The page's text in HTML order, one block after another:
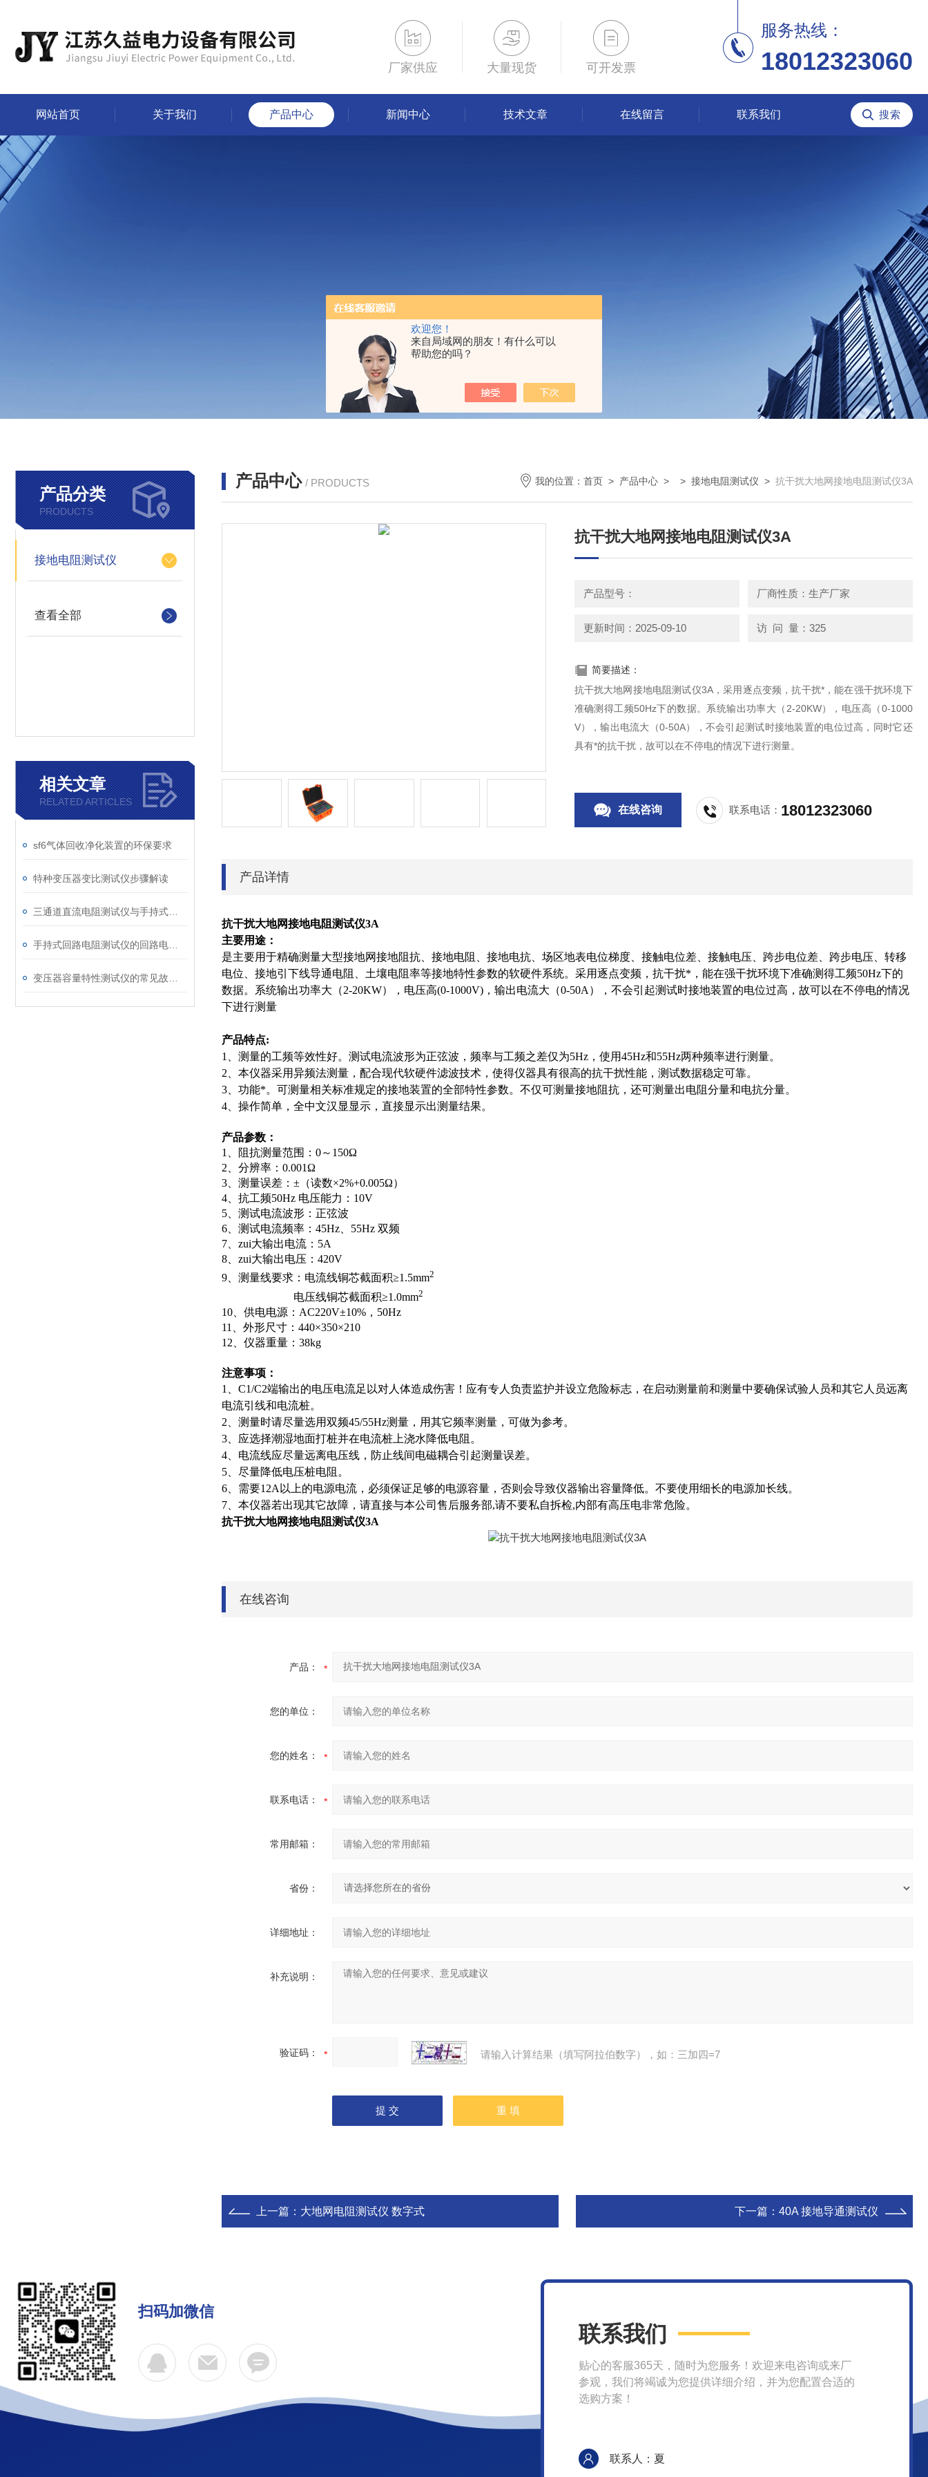
欢迎您！
来自局域网的朋友！有什么可以
帮助您的吗？
厂家供应 大量现货 可开发票
服务热线：
18012323060
网站首页 关于我们 产品中心 新闻中心 技术文章 在线留言 联系我们
产品分类
PRODUCTS
接地电阻测试仪
查看全部
相关文章
RELATED ARTICLES
sf6气体回收净化装置的环保要求
特种变压器变比测试仪步骤解读
产品中心 / PRODUCTS 我的位置： 首页 > 产品中心 > > 接地电阻测试仪 > 抗干扰大地网接地电阻测试仪3A
抗干扰大地网接地电阻测试仪3A
产品型号： 厂商性质：生产厂家
更新时间：2025-09-10 访 问 量：325
简要描述：
抗干扰大地网接地电阻测试仪3A，采用逐点变频，抗干扰*，能在强干扰环境下
准确测得工频50Hz下的数据。系统输出功率大（2-20KW），电压高（0-1000
V），输出电流大（0-50A），不会引起测试时接地装置的电位过高，同时它还
具有*的抗干扰，故可以在不停电的情况下进行测量。
在线咨询 联系电话： 18012323060
产品详情
抗干扰大地网接地电阻测试仪3A
主要用途：
是主要用于精确测量大型接地网接地阻抗、接地电阻、接地电抗、场区地表电位梯度、接触电位差、接触电压、跨步电位差、跨步电压、转移
电位、接地引下线导通电阻、土壤电阻率等接地特性参数的软硬件系统。采用逐点变频，抗干扰*，能在强干扰环境下准确测得工频50Hz下的
数据。系统输出功率大（2-20KW），电压高(0-1000V)，输出电流大（0-50A），不会引起测试时接地装置的电位过高 ， 故可以在不停电的情况
下进行测量
产品特点:
1、测量的工频等效性好。测试电流波形为正弦波，频率与工频之差仅为5Hz，使用45Hz和55Hz两种频率进行测量。
2、本仪器采用异频法测量，配合现代软硬件滤波技术，使得仪器具有很高的抗干扰性能，测试数据稳定可靠。
3、功能*。可测量相关标准规定的接地装置的全部特性参数。不仅可测量接地阻抗，还可测量出电阻分量和电抗分量。
4、操作简单，全中文汉显显示，直接显示出测量结果。
产品参数：
1、阻抗测量范围：0～150Ω
2、分辨率：0.001Ω
3、测量误差：±（读数×2%+0.005Ω）
4、抗工频50Hz 电压能力：10V
5、测试电流波形：正弦波
6、测试电流频率：45Hz、55Hz 双频
7、zui大输出电流：5A
8、zui大输出电压：420V
9、测量线要求：电流线铜芯截面积≥1.5mm2
电压线铜芯截面积≥1.0mm2
10、供电电源：AC220V±10%，50Hz
11、外形尺寸：440×350×210
12、仪器重量：38kg
注意事项：
1、C1/C2端输出的电压电流足以对人体造成伤害！应有专人负责监护并设立危险标志，在启动测量前和测量中要确保试验人员和其它人员远离
电流引线和电流桩。
2、测量时请尽量选用双频45/55Hz测量，用其它频率测量，可做为参考。
3、应选择潮湿地面打桩并在电流桩上浇水降低电阻。
4、电流线应尽量远离电压线，防止线间电磁耦合引起测量误差。
5、尽量降低电压桩电阻。
6、需要12A以上的电源电流，必须保证足够的电源容量，否则会导致仪器输出容量降低。不要使用细长的电源加长线。
7、本仪器若出现其它故障，请直接与本公司售后服务部,请不要私自拆检,内部有高压电非常危险。
抗干扰大地网接地电阻测试仪3A
在线咨询
产品：
您的单位：
您的姓名：
联系电话：
常用邮箱：
省份：
详细地址：
补充说明：
验证码： 请输入计算结果（填写阿拉伯数字），如：三加四=7
上一篇： 大地网电阻测试仪 数字式 下一篇： 40A 接地导通测试仪
扫码加微信
联系我们
贴心的客服365天，随时为您服务！欢迎来电咨询或来厂
参观，我们将竭诚为您提供详细介绍，并为您配置合适的
选购方案！
联系人：夏